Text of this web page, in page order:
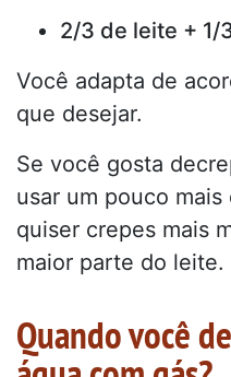
2/3 de leite + 1/
Você adapta de
que desejar.
Se você gosta
usar um pouco
quiser crepes mais
maior parte do leite.
Quando você